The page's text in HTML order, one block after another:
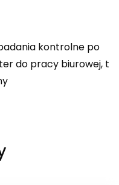
kontrolne po
do pracy biurowej, t